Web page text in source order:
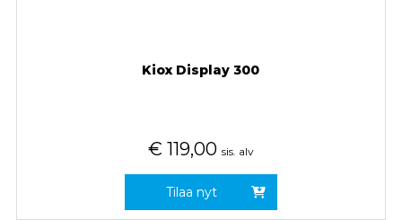
Kiox Display 300
€ 119,00 sis. alv
Tilaa nyt